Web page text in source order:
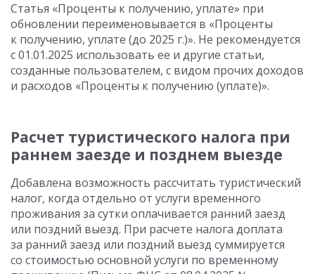
Статья «Проценты к получению, уплате» при
обновлении переименовывается в «Проценты
к получению, уплате (до 2025 г.)». Не рекомендуется
с 01.01.2025 использовать ее и другие статьи,
созданные пользователем, с видом прочих доходов
и расходов «Проценты к получению (уплате)».
Расчет туристического налога при
раннем заезде и позднем выезде
Добавлена возможность рассчитать туристический
налог, когда отдельно от услуги временного
проживания за сутки оплачивается ранний заезд
или поздний выезд. При расчете налога доплата
за ранний заезд или поздний выезд суммируется
со стоимостью основной услуги по временному